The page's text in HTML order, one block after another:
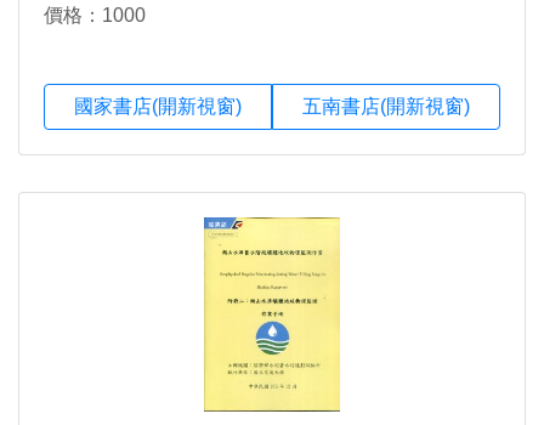
價格：1000
國家書店(開新視窗) 五南書店(開新視窗)